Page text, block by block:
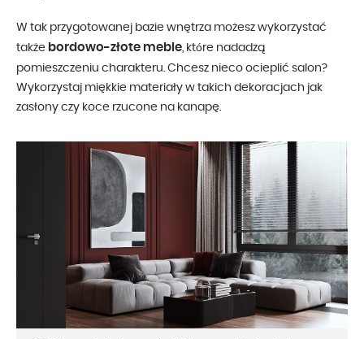
W tak przygotowanej bazie wnętrza możesz wykorzystać
także bordowo-złote meble, które nadadzą
pomieszczeniu charakteru. Chcesz nieco ocieplić salon?
Wykorzystaj miękkie materiały w takich dekoracjach jak
zasłony czy koce rzucone na kanapę.